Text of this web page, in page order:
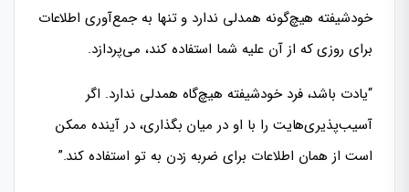
خودشیفته هیچ‌گونه همدلی ندارد و تنها به جمع‌آوری اطلاعات
برای روزی که از آن علیه شما استفاده کند، می‌پردازد.
“یادت باشد، فرد خودشیفته هیچ‌گاه همدلی ندارد. اگر
آسیب‌پذیری‌هایت را با او در میان بگذاری، در آینده ممکن
است از همان اطلاعات برای ضربه زدن به تو استفاده کند.”